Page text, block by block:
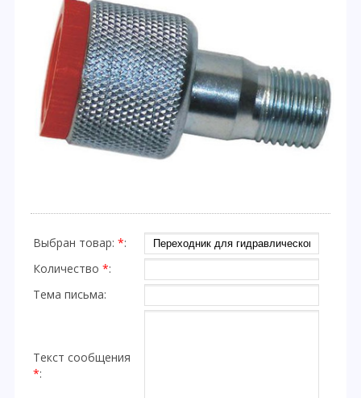
Выбран товар: *:
Количество *:
Тема письма:
Текст сообщения
*: